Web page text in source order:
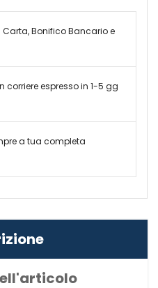
Bonifico Bancario e
corriere espresso in 1-5 gg
a tua completa